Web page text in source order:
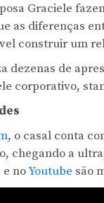
Graciele
as diferenças
construir um
dezenas de
corporativo,
, o casal conta
chegando a
noYoutube são